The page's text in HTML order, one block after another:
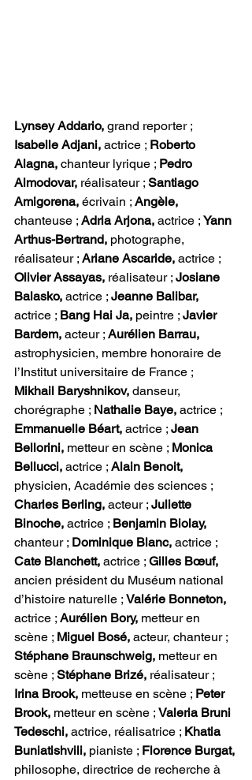
Lynsey Addario, grand reporter ;
Isabelle Adjani, actrice ; Roberto
Alagna, chanteur lyrique ; Pedro
Almodovar, réalisateur ; Santiago
Amigorena, écrivain ; Angèle,
chanteuse ; Adria Arjona, actrice ; Yann
Arthus-Bertrand, photographe,
réalisateur ; Ariane Ascaride, actrice ;
Olivier Assayas, réalisateur ; Josiane
Balasko, actrice ; Jeanne Balibar,
actrice ; Bang Hai Ja, peintre ; Javier
Bardem, acteur ; Aurélien Barrau,
astrophysicien, membre honoraire de
l’Institut universitaire de France ;
Mikhail Baryshnikov, danseur,
chorégraphe ; Nathalie Baye, actrice ;
Emmanuelle Béart, actrice ; Jean
Bellorini, metteur en scène ; Monica
Bellucci, actrice ; Alain Benoit,
physicien, Académie des sciences ;
Charles Berling, acteur ; Juliette
Binoche, actrice ; Benjamin Biolay,
chanteur ; Dominique Blanc, actrice ;
Cate Blanchett, actrice ; Gilles Bœuf,
ancien président du Muséum national
d’histoire naturelle ; Valérie Bonneton,
actrice ; Aurélien Bory, metteur en
scène ; Miguel Bosé, acteur, chanteur ;
Stéphane Braunschweig, metteur en
scène ; Stéphane Brizé, réalisateur ;
Irina Brook, metteuse en scène ; Peter
Brook, metteur en scène ; Valeria Bruni
Tedeschi, actrice, réalisatrice ; Khatia
Buniatishvili, pianiste ; Florence Burgat,
philosophe, directrice de recherche à